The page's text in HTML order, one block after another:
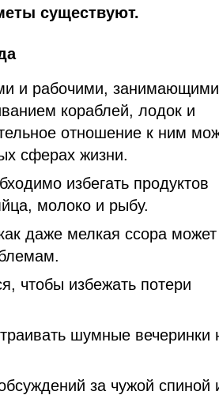
существуют.
и рабочими,
кораблей, лодок и
отношение к ним
сферах жизни.
избегать продуктов
молоко и рыбу.
даже мелкая ссора может
чтобы избежать потери
шумные вечеринки
за чужой спиной